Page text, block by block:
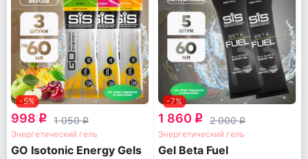
-5%
998 q 1 050q
Энергетический гель
GO Isotonic Energy Gels
-7%
1 860 q 2 000q
Энергетический гель
Gel Beta Fuel